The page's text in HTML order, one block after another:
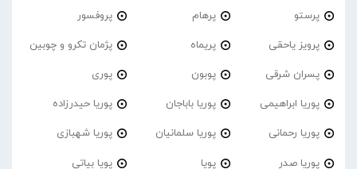
پرستو پرهام پروفسور
پرویز یاحقی پریماه پژمان تکرو و چوبین
پسران شرقی پوبون پوری
پوریا ابراهیمی پوریا باباجان پوریا حیدرزاده
پوریا رحمانی پوریا سلمانیان پوریا شهبازی
پوریا صدر پویا پویا بیاتی